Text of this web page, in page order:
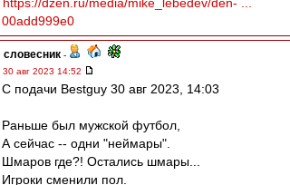
00add999e0
словесник -
30 авг 2023 14:52
С подачи Bestguy 30 авг 2023, 14:03
Раньше был мужской футбол,
А сейчас -- одни "неймары".
Шмаров где?! Остались шмары...
Игроки сменили пол.